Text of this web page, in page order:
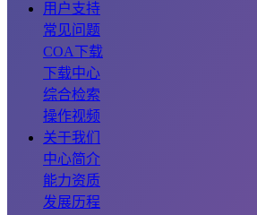
用户支持
常见问题
COA下载
下载中心
综合检索
操作视频
关于我们
中心简介
能力资质
发展历程